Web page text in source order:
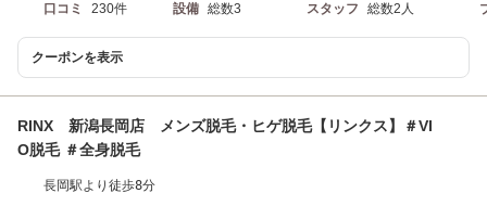
口コミ 230件 設備 総数3 スタッフ 総数2人
クーポンを表示
RINX 新潟長岡店 メンズ脱毛・ヒゲ脱毛【リンクス】＃VI
O脱毛 ＃全身脱毛
長岡駅より徒歩8分